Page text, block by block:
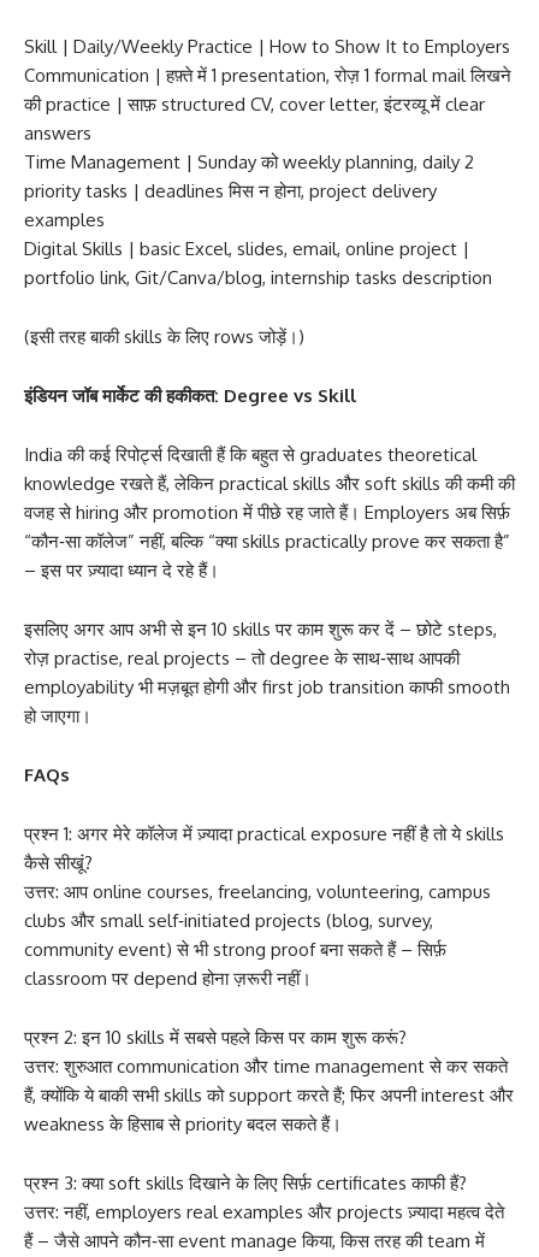
Skill | Daily/Weekly Practice | How to Show It to Employers
Communication | हफ़्ते में 1 presentation, रोज़ 1 formal mail लिखने
की practice | साफ़ structured CV, cover letter, इंटरव्यू में clear
answers
Time Management | Sunday को weekly planning, daily 2
priority tasks | deadlines मिस न होना, project delivery
examples
Digital Skills | basic Excel, slides, email, online project |
portfolio link, Git/Canva/blog, internship tasks description
(इसी तरह बाकी skills के लिए rows जोड़ें।)
इंडियन जॉब मार्केट की हकीकत: Degree vs Skill
India की कई रिपोर्ट्स दिखाती हैं कि बहुत से graduates theoretical
knowledge रखते हैं, लेकिन practical skills और soft skills की कमी की
वजह से hiring और promotion में पीछे रह जाते हैं। Employers अब सिर्फ़
“कौन‑सा कॉलेज” नहीं, बल्कि “क्या skills practically prove कर सकता है”
– इस पर ज़्यादा ध्यान दे रहे हैं।
इसलिए अगर आप अभी से इन 10 skills पर काम शुरू कर दें – छोटे steps,
रोज़ practise, real projects – तो degree के साथ‑साथ आपकी
employability भी मज़बूत होगी और first job transition काफी smooth
हो जाएगा।
FAQs
प्रश्न 1: अगर मेरे कॉलेज में ज़्यादा practical exposure नहीं है तो ये skills
कैसे सीखूं?
उत्तर: आप online courses, freelancing, volunteering, campus
clubs और small self‑initiated projects (blog, survey,
community event) से भी strong proof बना सकते हैं – सिर्फ़
classroom पर depend होना ज़रूरी नहीं।
प्रश्न 2: इन 10 skills में सबसे पहले किस पर काम शुरू करूं?
उत्तर: शुरुआत communication और time management से कर सकते
हैं, क्योंकि ये बाकी सभी skills को support करते हैं; फिर अपनी interest और
weakness के हिसाब से priority बदल सकते हैं।
प्रश्न 3: क्या soft skills दिखाने के लिए सिर्फ़ certificates काफी हैं?
उत्तर: नहीं, employers real examples और projects ज़्यादा महत्व देते
हैं – जैसे आपने कौन‑सा event manage किया, किस तरह की team में